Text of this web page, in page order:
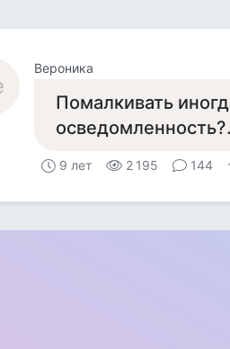
Вероника
Помалкивать
осведомленность?.
9 лет 2 195 144